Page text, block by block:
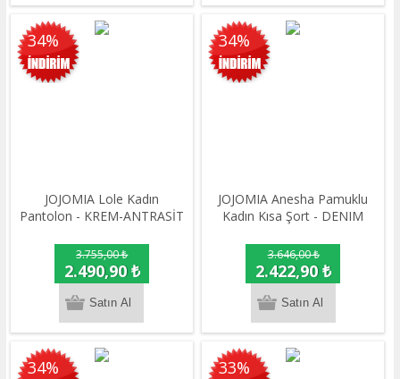
34%
JOJOMIA Lole Kadın
Pantolon - KREM-ANTRASİT
3.755,00 ₺
2.490,90 ₺
34%
JOJOMIA Anesha Pamuklu
Kadın Kısa Şort - DENIM
3.646,00 ₺
2.422,90 ₺
34% 33%